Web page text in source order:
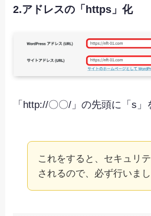
2.アドレスの「https」化
「http://〇〇/」の先頭に「s」
これをすると、セキュリ
されるので、必ず行いまし